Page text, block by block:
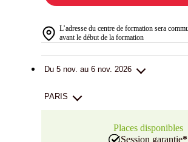
L’adresse du centre de formation sera
avant le début de la formation
Du 5 nov. au 6 nov. 2026
PARIS
Places disponibles
Session garantie*